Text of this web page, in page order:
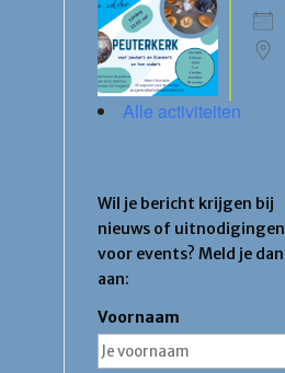
Alle activiteiten
Wil je bericht krijgen bij
nieuws of uitnodigingen
voor events? Meld je dan
aan:
Voornaam